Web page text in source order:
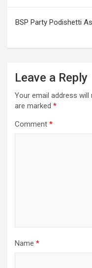
BSP Party Podishetti
Leave a Reply
Your email address will
are marked *
Comment *
Name *